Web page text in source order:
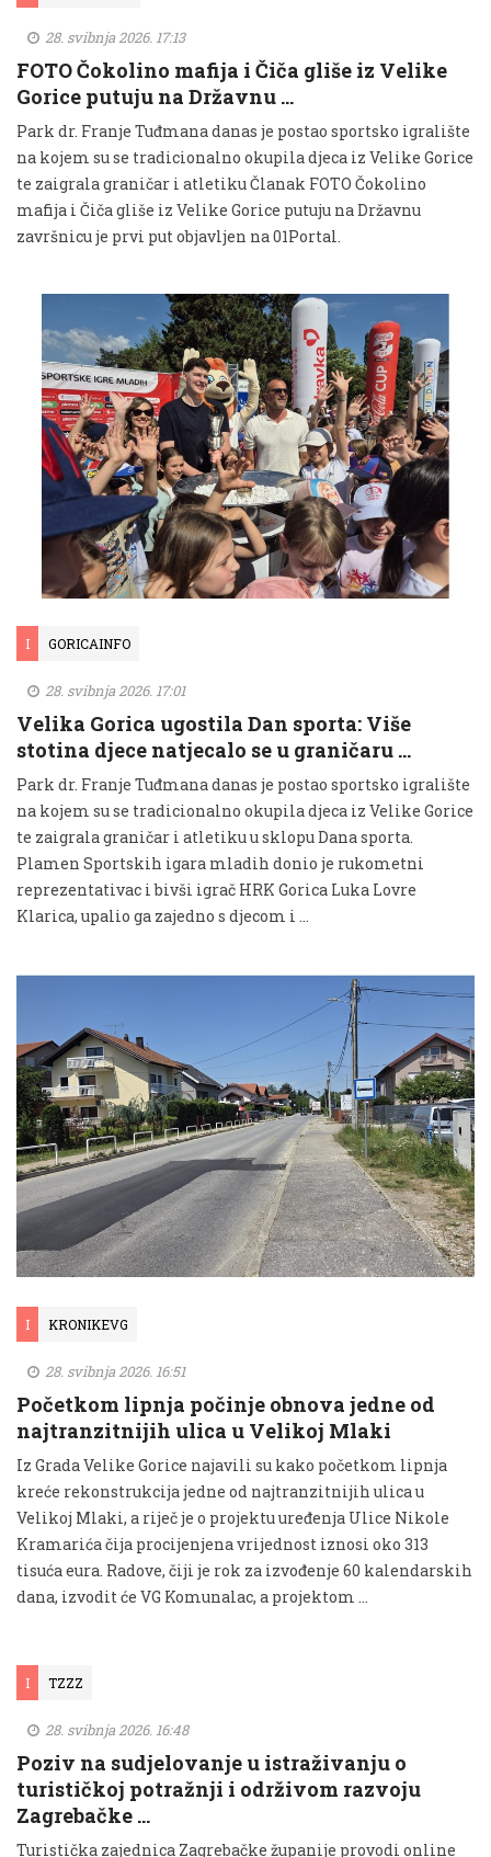
28. svibnja 2026. 17:13
FOTO Čokolino mafija i Čiča gliše iz Velike
Gorice putuju na Državnu …
Park dr. Franje Tuđmana danas je postao sportsko igralište
na kojem su se tradicionalno okupila djeca iz Velike Gorice
te zaigrala graničar i atletiku Članak FOTO Čokolino
mafija i Čiča gliše iz Velike Gorice putuju na Državnu
završnicu je prvi put objavljen na 01Portal.
I GORICAINFO
28. svibnja 2026. 17:01
Velika Gorica ugostila Dan sporta: Više
stotina djece natjecalo se u graničaru …
Park dr. Franje Tuđmana danas je postao sportsko igralište
na kojem su se tradicionalno okupila djeca iz Velike Gorice
te zaigrala graničar i atletiku u sklopu Dana sporta.
Plamen Sportskih igara mladih donio je rukometni
reprezentativac i bivši igrač HRK Gorica Luka Lovre
Klarica, upalio ga zajedno s djecom i …
I KRONIKEVG
28. svibnja 2026. 16:51
Početkom lipnja počinje obnova jedne od
najtranzitnijih ulica u Velikoj Mlaki
Iz Grada Velike Gorice najavili su kako početkom lipnja
kreće rekonstrukcija jedne od najtranzitnijih ulica u
Velikoj Mlaki, a riječ je o projektu uređenja Ulice Nikole
Kramarića čija procijenjena vrijednost iznosi oko 313
tisuća eura. Radove, čiji je rok za izvođenje 60 kalendarskih
dana, izvodit će VG Komunalac, a projektom …
I TZZZ
28. svibnja 2026. 16:48
Poziv na sudjelovanje u istraživanju o
turističkoj potražnji i održivom razvoju
Zagrebačke …
Turistička zajednica Zagrebačke županije provodi online